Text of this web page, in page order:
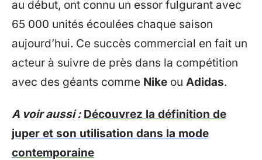
au début, ont connu un essor fulgurant avec
65 000 unités écoulées chaque saison
aujourd’hui. Ce succès commercial en fait un
acteur à suivre de près dans la compétition
avec des géants comme Nike ou Adidas.
A voir aussi : Découvrez la définition de
juper et son utilisation dans la mode
contemporaine